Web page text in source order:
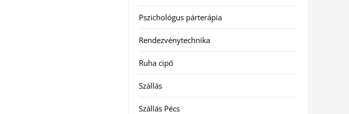
Pszichológus párterápia
Rendezvénytechnika
Ruha cipő
Szállás
Szállás Pécs